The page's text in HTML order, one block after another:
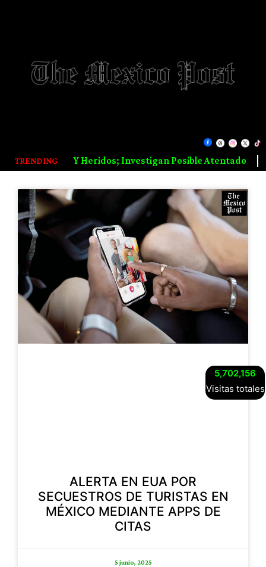
Visitas totales
5,702,156
TRENDING
Atentado LA CIBERCRISIS EDUCATIVA QUE NADIE
ALERTA EN EUA POR
SECUESTROS DE TURISTAS EN
MÉXICO MEDIANTE APPS DE
CITAS
5 junio, 2025